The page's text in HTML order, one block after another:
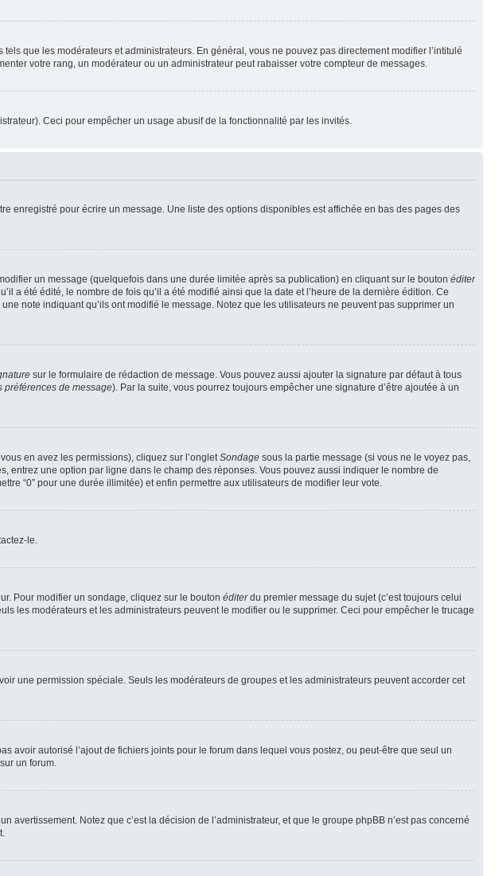
que les modérateurs et administrateurs. En général, vous ne pouvez pas directement modifier l’intitulé
votre rang, un modérateur ou un administrateur peut rabaisser votre compteur de messages.
Ceci pour empêcher un usage abusif de la fonctionnalité par les invités.
enregistré pour écrire un message. Une liste des options disponibles est affichée en bas des pages des
un message (quelquefois dans une durée limitée après sa publication) en cliquant sur le bouton éditer
a été édité, le nombre de fois qu’il a été modifié ainsi que la date et l’heure de la dernière édition. Ce
note indiquant qu’ils ont modifié le message. Notez que les utilisateurs ne peuvent pas supprimer un
sur le formulaire de rédaction de message. Vous pouvez aussi ajouter la signature par défaut à tous
préférences de message). Par la suite, vous pourrez toujours empêcher une signature d’être ajoutée à un
en avez les permissions), cliquez sur l’ongletSondage sous la partie message (si vous ne le voyez pas,
entrez une option par ligne dans le champ des réponses. Vous pouvez aussi indiquer le nombre de
“0” pour une durée illimitée) et enfin permettre aux utilisateurs de modifier leur vote.
le.
Pour modifier un sondage, cliquez sur le bouton éditerdu premier message du sujet (c’est toujours celui
les modérateurs et les administrateurs peuvent le modifier ou le supprimer. Ceci pour empêcher le trucage
une permission spéciale. Seuls les modérateurs de groupes et les administrateurs peuvent accorder cet
avoir autorisé l’ajout de fichiers joints pour le forum dans lequel vous postez, ou peut-être que seul un
un forum.
Notez que c’est la décision de l’administrateur, et que le groupe phpBB n’est pas concerné